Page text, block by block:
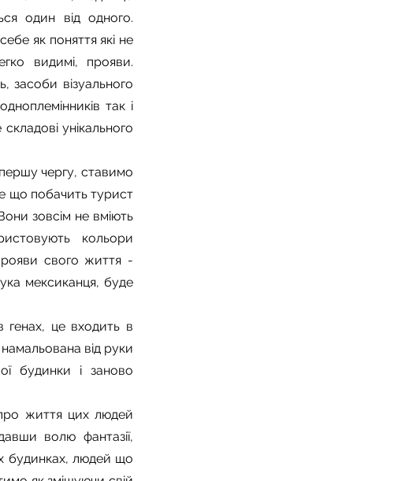
один від одного.
як поняття які не
видимі, прояви.
засоби візуального
так і
унікального
чергу, ставимо
що побачить турист
зовсім не вміють
кольори
свого життя -
мексиканця, буде
генах, це входить в
від руки
будинки і заново
життя цих людей
волю фантазії,
будинках, людей що